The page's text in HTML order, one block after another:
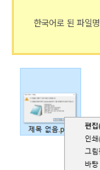
한국어로 된 파일